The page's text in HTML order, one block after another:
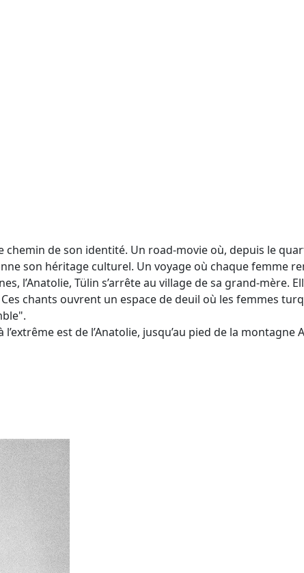
chemin de son identité. Un road-movie où, depuis le
son héritage culturel. Un voyage où chaque femme
l’Anatolie, Tülin s’arrête au village de sa grand-mère.
chants ouvrent un espace de deuil où les femmes
est de l’Anatolie, jusqu’au pied de la montagne